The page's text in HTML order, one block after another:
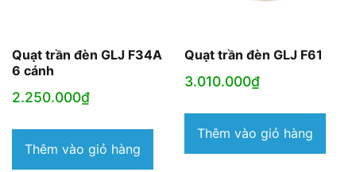
Quạt trần đèn GLJ F34A
6 cánh
2.250.000₫
Thêm vào giỏ hàng
Quạt trần đèn GLJ F61
3.010.000₫
Thêm vào giỏ hàng